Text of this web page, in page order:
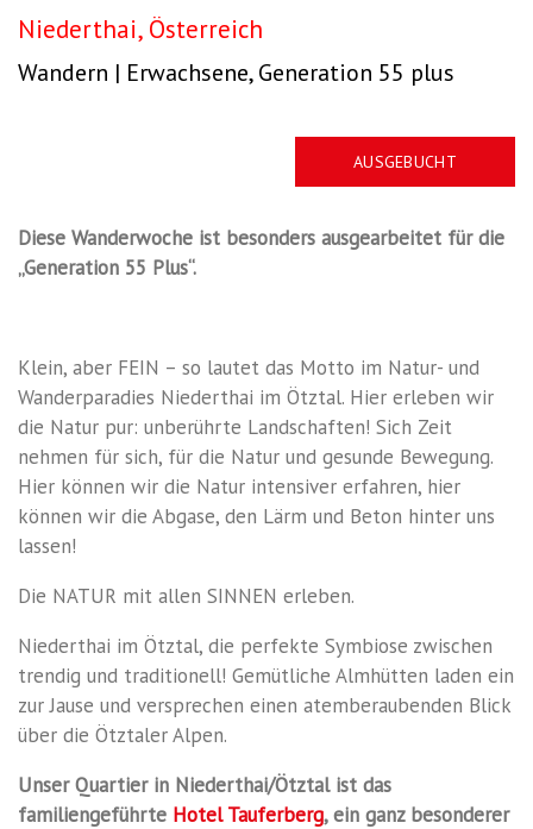
Erlebnisreich
Abwechslungsreich
Niederthai, Österreich
Wandern | Erwachsene, Generation 55 plus
AUSGEBUCHT
Diese Wanderwoche ist besonders ausgearbeitet für die
„Generation 55 Plus“.
Klein, aber FEIN – so lautet das Motto im Natur- und
Wanderparadies Niederthai im Ötztal. Hier erleben wir
die Natur pur: unberührte Landschaften! Sich Zeit
nehmen für sich, für die Natur und gesunde Bewegung.
Hier können wir die Natur intensiver erfahren, hier
können wir die Abgase, den Lärm und Beton hinter uns
lassen!
Die NATUR mit allen SINNEN erleben.
Niederthai im Ötztal, die perfekte Symbiose zwischen
trendig und traditionell! Gemütliche Almhütten laden ein
zur Jause und versprechen einen atemberaubenden Blick
über die Ötztaler Alpen.
Unser Quartier in Niederthai/Ötztal ist das
familiengeführte Hotel Tauferberg, ein ganz besonderer